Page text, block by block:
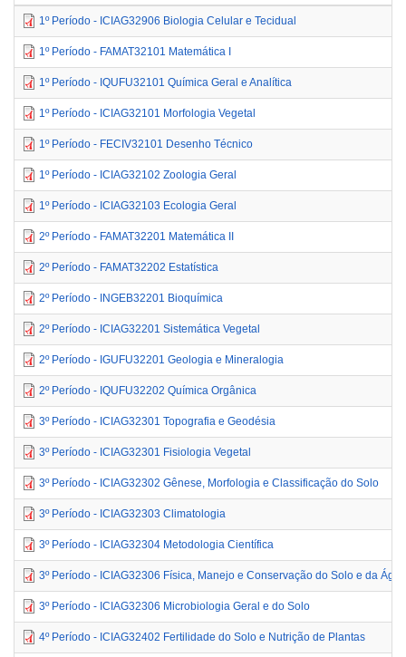
1º Período - ICIAG32906 Biologia Celular e Tecidual
1º Período - FAMAT32101 Matemática I
1º Período - IQUFU32101 Química Geral e Analítica
1º Período - ICIAG32101 Morfologia Vegetal
1º Período - FECIV32101 Desenho Técnico
1º Período - ICIAG32102 Zoologia Geral
1º Período - ICIAG32103 Ecologia Geral
2º Período - FAMAT32201 Matemática II
2º Período - FAMAT32202 Estatística
2º Período - INGEB32201 Bioquímica
2º Período - ICIAG32201 Sistemática Vegetal
2º Período - IGUFU32201 Geologia e Mineralogia
2º Período - IQUFU32202 Química Orgânica
3º Período - ICIAG32301 Topografia e Geodésia
3º Período - ICIAG32301 Fisiologia Vegetal
3º Período - ICIAG32302 Gênese, Morfologia e Classificação do Solo
3º Período - ICIAG32303 Climatologia
3º Período - ICIAG32304 Metodologia Científica
3º Período - ICIAG32306 Física, Manejo e Conservação do Solo e da Água
3º Período - ICIAG32306 Microbiologia Geral e do Solo
4º Período - ICIAG32402 Fertilidade do Solo e Nutrição de Plantas